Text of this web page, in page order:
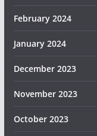
February 2024
January 2024
December 2023
November 2023
October 2023